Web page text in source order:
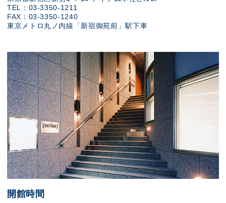
TEL：03-3350-1211
FAX：03-3350-1240
東京メトロ丸ノ内線「新宿御苑前」駅下車
開館時間